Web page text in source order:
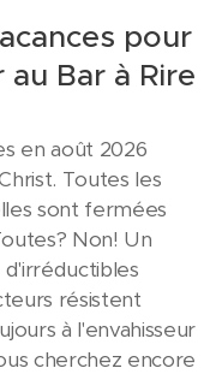
pour
Bar à Rire
en août 2026
Toutes les
sont fermées
Non! Un
résistent
à l'envahisseur
cherchez encore